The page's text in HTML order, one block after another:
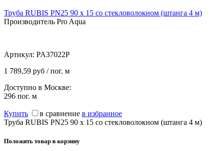
Труба RUBIS PN25 90 х 15 со стекловолокном (штанга 4 м)
Производитель Pro Aqua
Артикул: PA37022P
1 789,59 руб / пог. м
Доступно в Москве:
296 пог. м
Купить в сравнение в избранное
Труба RUBIS PN25 90 х 15 со стекловолокном (штанга 4 м)
Положить товар в корзину